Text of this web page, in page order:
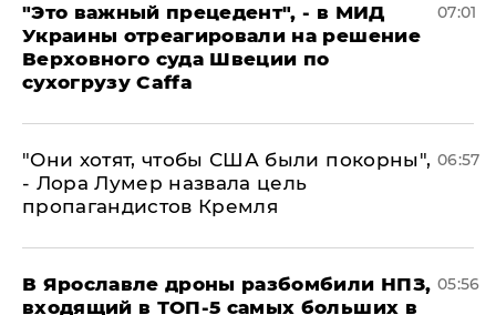
"Это важный прецедент", - в МИД
Украины отреагировали на решение
Верховного суда Швеции по
сухогрузу Caffa
07:01
"Они хотят, чтобы США были покорны",
- Лора Лумер назвала цель
пропагандистов Кремля
06:57
В Ярославле дроны разбомбили НПЗ,
входящий в ТОП-5 самых больших в
05:56